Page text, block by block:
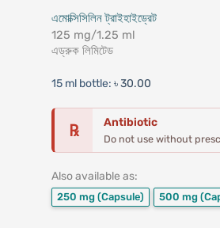
এমোক্সিসিলিন ট্রাইহাইড্রেট
125 mg/1.25 ml
এড্রুক লিমিটেড
15 ml bottle: ৳ 30.00
℞ Antibiotic
Do not use without
Also available as:
250 mg (Capsule) 500 mg